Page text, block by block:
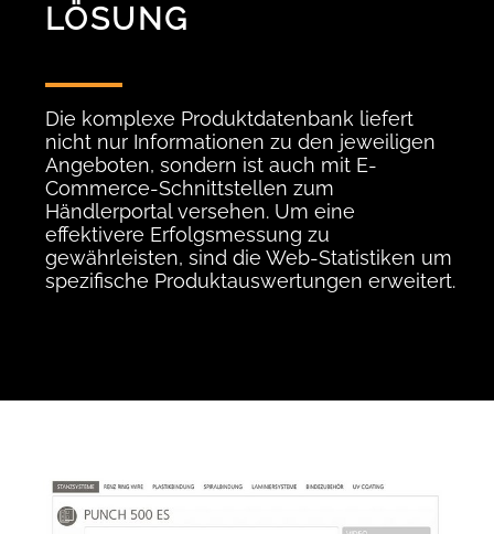
LÖSUNG
Die komplexe Produktdatenbank liefert
nicht nur Informationen zu den jeweiligen
Angeboten, sondern ist auch mit E-
Commerce-Schnittstellen zum
Händlerportal versehen. Um eine
effektivere Erfolgsmessung zu
gewährleisten, sind die Web-Statistiken um
spezifische Produktauswertungen erweitert.